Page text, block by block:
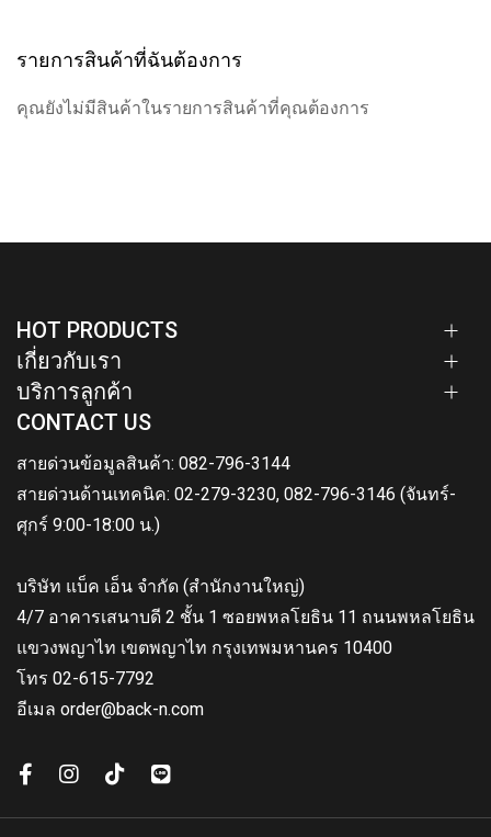
รายการสินค้าที่ฉันต้องการ
คุณยังไม่มีสินค้าในรายการสินค้าที่คุณต้องการ
HOT PRODUCTS
เกี่ยวกับเรา
บริการลูกค้า
CONTACT US
สายด่วนข้อมูลสินค้า: 082-796-3144
สายด่วนด้านเทคนิค: 02-279-3230, 082-796-3146 (จันทร์-
ศุกร์ 9:00-18:00 น.)
บริษัท แบ็ค เอ็น จำกัด (สำนักงานใหญ่)
4/7 อาคารเสนาบดี 2 ชั้น 1 ซอยพหลโยธิน 11 ถนนพหลโยธิน
แขวงพญาไท เขตพญาไท กรุงเทพมหานคร 10400
โทร 02-615-7792
อีเมล order@back-n.com